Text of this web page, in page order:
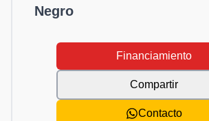
Negro
Financiamiento
Compartir
Contacto